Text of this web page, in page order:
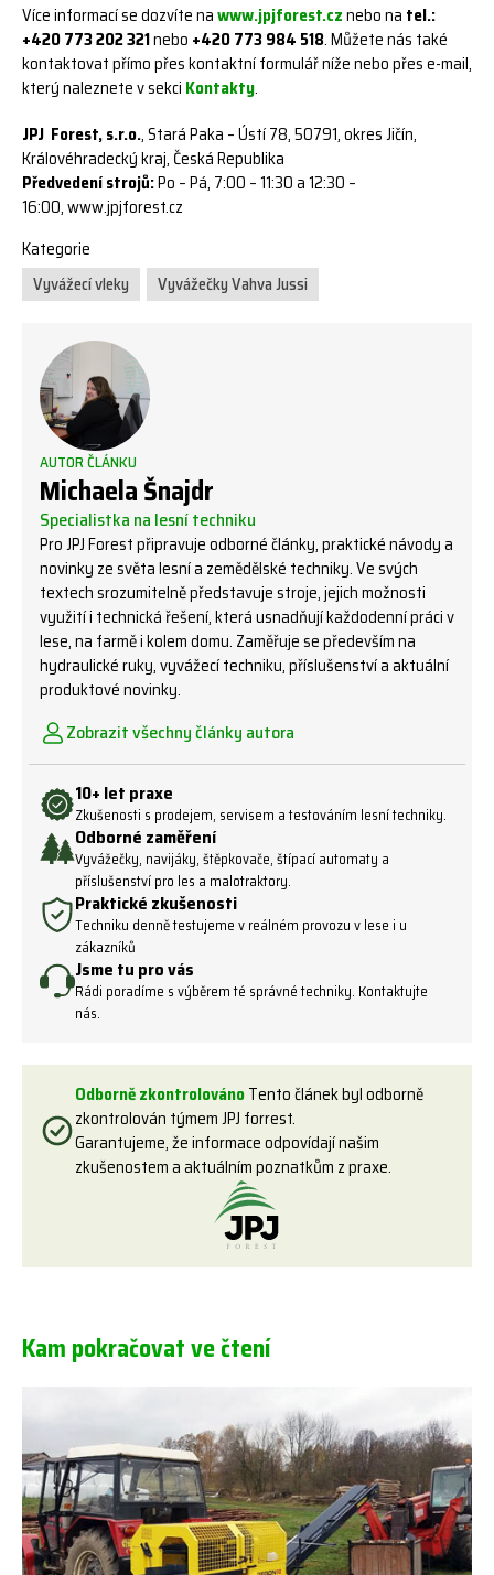
Více informací se dozvíte nawww.jpjforest.cznebo na tel.:
+420 773 202 321nebo +420 773 984 518. Můžete nás také
kontaktovat přímo přes kontaktní formulář níže nebo přes e-mail,
který naleznete v sekci Kontakty.
JPJ Forest, s.r.o., Stará Paka – Ústí 78, 50791, okres Jičín,
Královéhradecký kraj, Česká Republika
Předvedení strojů:Po – Pá, 7:00 – 11:30 a 12:30 –
16:00, www.jpjforest.cz
Kategorie
Vyvážecí vleky
Vyvážečky Vahva Jussi
AUTOR ČLÁNKU
Michaela Šnajdr
Specialistka na lesní techniku
Pro JPJ Forest připravuje odborné články, praktické návody a
novinky ze světa lesní a zemědělské techniky. Ve svých
textech srozumitelně představuje stroje, jejich možnosti
využití i technická řešení, která usnadňují každodenní práci v
lese, na farmě i kolem domu. Zaměřuje se především na
hydraulické ruky, vyvážecí techniku, příslušenství a aktuální
produktové novinky.
Zobrazit všechny články autora
10+ let praxe
Zkušenosti s prodejem, servisem a testováním lesní techniky.
Odborné zaměření
Vyvážečky, navijáky, štěpkovače, štípací automaty a
příslušenství pro les a malotraktory.
Praktické zkušenosti
Techniku denně testujeme v reálném provozu v lese i u
zákazníků
Jsme tu pro vás
Rádi poradíme s výběrem té správné techniky. Kontaktujte
nás.
Odborně zkontrolovánoTento článek byl odborně
zkontrolován týmem JPJ forrest.
Garantujeme, že informace odpovídají našim
zkušenostem a aktuálním poznatkům z praxe.
Kam pokračovat ve čtení